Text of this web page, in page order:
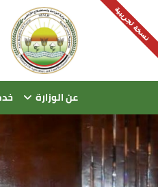
نسخة تجريبية
عن الوزارة